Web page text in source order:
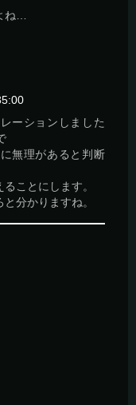
ね…
ーションしました
無理があると判断
ことにします。
分かりますね。